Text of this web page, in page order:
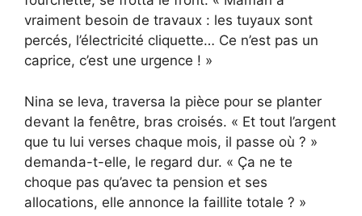
vraiment besoin de travaux : les tuyaux sont
percés, l’électricité cliquette… Ce n’est pas un
caprice, c’est une urgence ! »
Nina se leva, traversa la pièce pour se planter
devant la fenêtre, bras croisés. « Et tout l’argent
que tu lui verses chaque mois, il passe où ? »
demanda-t-elle, le regard dur. « Ça ne te
choque pas qu’avec ta pension et ses
allocations, elle annonce la faillite totale ? »